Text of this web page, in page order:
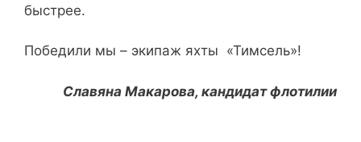
быстрее.
Победили мы – экипаж яхты «Тимсель»!
Славяна Макарова, кандидат флотилии